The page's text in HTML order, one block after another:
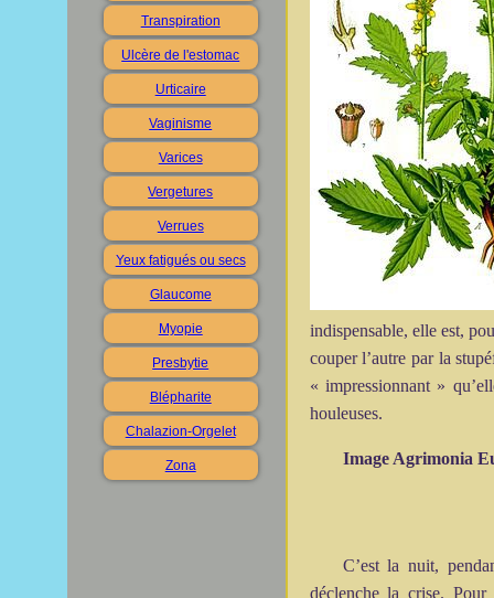
Transpiration
Ulcère de l'estomac
Urticaire
Vaginisme
Varices
Vergetures
Verrues
Yeux fatigués ou secs
Glaucome
Myopie
Presbytie
Blépharite
Chalazion-Orgelet
Zona
indispensable, elle est,
couper l’autre par la
« impressionnant »
houleuses.
Image Agrimonia
C’est la nuit,
déclenche la crise.